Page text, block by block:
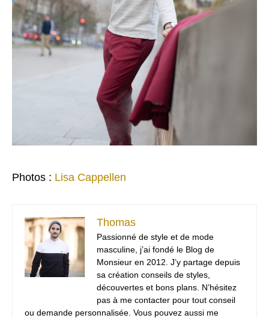
Photos : Lisa Cappellen
Thomas
Passionné de style et de mode
masculine, j’ai fondé le Blog de
Monsieur en 2012. J’y partage depuis
sa création conseils de styles,
découvertes et bons plans. N’hésitez
pas à me contacter pour tout conseil
ou demande personnalisée. Vous pouvez aussi me